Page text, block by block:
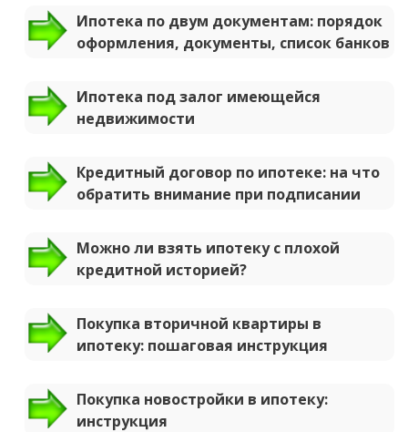
Ипотека по двум документам: порядок
оформления, документы, список банков
Ипотека под залог имеющейся
недвижимости
Кредитный договор по ипотеке: на что
обратить внимание при подписании
Можно ли взять ипотеку с плохой
кредитной историей?
Покупка вторичной квартиры в
ипотеку: пошаговая инструкция
Покупка новостройки в ипотеку:
инструкция